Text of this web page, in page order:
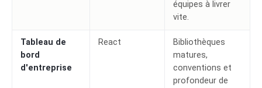
équipes à livrer
vite.
Tableau de
bord
d'entreprise
React
Bibliothèques
matures,
conventions et
profondeur de